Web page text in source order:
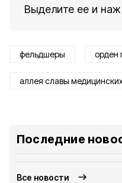
Выделите ее и
фельдшеры орден
аллея славы
Последние
Все новости